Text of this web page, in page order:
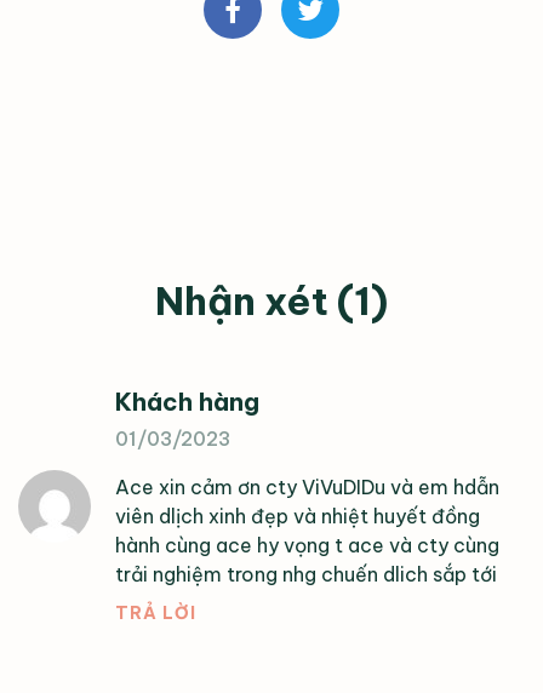
Nhận xét (1)
Khách hàng
01/03/2023
Ace xin cảm ơn cty ViVuDIDu và em hdẫn
viên dlịch xinh đẹp và nhiệt huyết đồng
hành cùng ace hy vọng t ace và cty cùng
trải nghiệm trong nhg chuến dlich sắp tới
TRẢ LỜI